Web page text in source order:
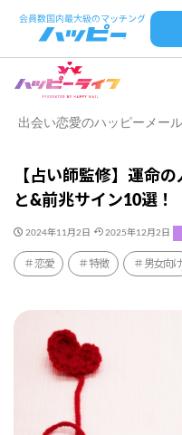
出会い恋愛のハッピーメール
【占い師監修】運命
と&前兆サイン10選！
2024年11月2日 2025年12月2日
恋愛 特徴 男女向け